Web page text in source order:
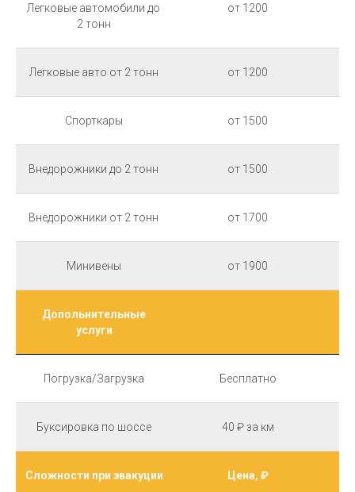
Легковые автомобили до
2 тонн
от 1200
Легковые авто от 2 тонн от 1200
Спорткары от 1500
Внедорожники до 2 тонн от 1500
Внедорожники от 2 тонн от 1700
Минивены от 1900
Допольнительные
услуги
Погрузка/Загрузка Бесплатно
Буксировка по шоссе 40 ₽ за км
Сложности при эвакуции Цена, ₽